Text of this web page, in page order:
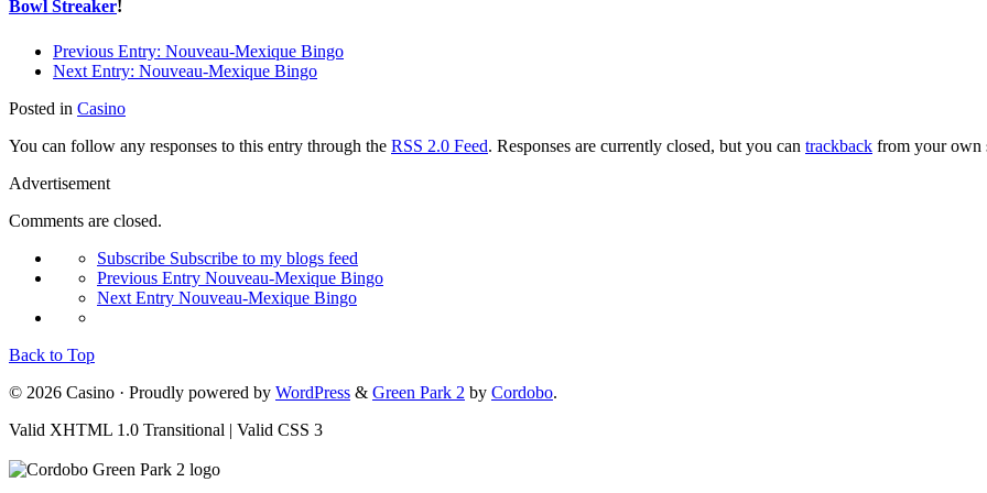
Bowl Streaker!
Previous Entry: Nouveau-Mexique Bingo
Next Entry: Nouveau-Mexique Bingo
Posted in Casino
You can follow any responses to this entry through the RSS 2.0 Feed. Responses are currently closed, but you can trackback from your own
Advertisement
Comments are closed.
Subscribe Subscribe to my blogs feed
Previous Entry Nouveau-Mexique Bingo
Next Entry Nouveau-Mexique Bingo
Back to Top
© 2026 Casino · Proudly powered by WordPress & Green Park 2 by Cordobo.
Valid XHTML 1.0 Transitional | Valid CSS 3